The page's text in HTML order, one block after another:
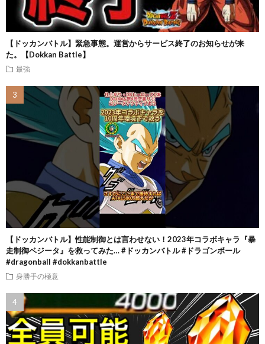
【ドッカンバトル】緊急事態。運営からサービス終了のお知らせが来
た。【Dokkan Battle】
最強
【ドッカンバトル】性能制御とは言わせない！2023年コラボキャラ『暴
走制御ベジータ』を救ってみた… #ドッカンバトル #ドラゴンボール
#dragonball #dokkanbattle
身勝手の極意